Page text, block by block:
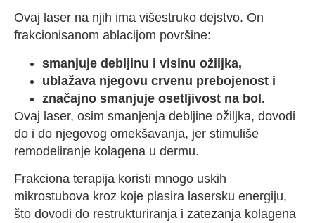
Ovaj laser na njih ima višestruko dejstvo. On
frakcionisanom ablacijom površine:
smanjuje debljinu i visinu ožiljka,
ublažava njegovu crvenu prebojenost i
značajno smanjuje osetljivost na bol.
Ovaj laser, osim smanjenja debljine ožiljka, dovodi
do i do njegovog omekšavanja, jer stimuliše
remodeliranje kolagena u dermu.
Frakciona terapija koristi mnogo uskih
mikrostubova kroz koje plasira lasersku energiju,
što dovodi do restrukturiranja i zatezanja kolagena